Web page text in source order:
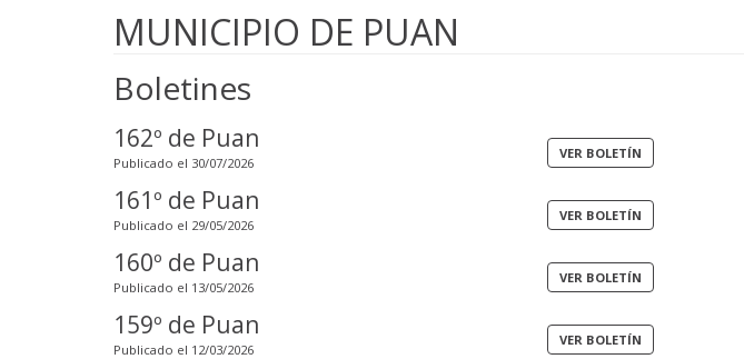
MUNICIPIO DE PUAN
Boletines
162º de Puan
Publicado el 30/07/2026
161º de Puan
Publicado el 29/05/2026
160º de Puan
Publicado el 13/05/2026
159º de Puan
Publicado el 12/03/2026